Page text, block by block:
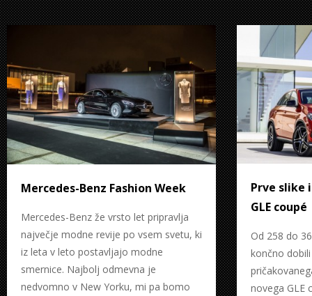
Mercedes-Benz Fashion Week
Mercedes-Benz že vrsto let pripravlja
največje modne revije po vsem svetu, ki
iz leta v leto postavljajo modne
smernice. Najbolj odmevna je
nedvomno v New Yorku, mi pa bomo
Prve slike
GLE coupé
Od 258 do
končno
novega GLE